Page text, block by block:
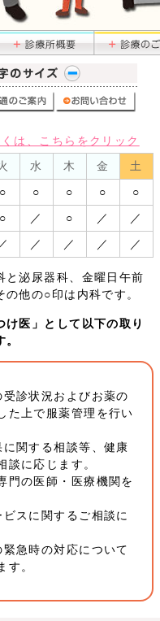
は、こちらをクリック
水 木 金
土
○ ○ ○ ○
○
○ ／ ○ ／
／
／ ／ ／ ／ ／
泌尿器科、金曜日午前
他の○印は内科です。
医」として以下の取り
診状況およびお薬の
た上で服薬管理を行い
関する相談等、健康
談に応じます。
の医師・医療機関を
スに関するご相談に
急時の対応について
す。